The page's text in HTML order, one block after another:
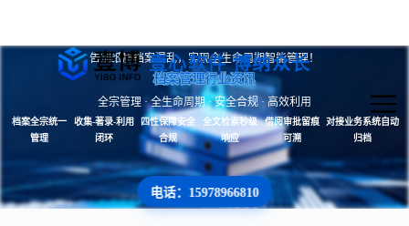
壹心软件 博纳众长
告别纸质档案混乱，实现全生命周期智能管理！
档案管理行业资讯
全宗管理 · 全生命周期 · 安全合规 · 高效利用
档案全宗统一
管理
收集-著录-利用
闭环
四性保障安全
合规
全文检索秒级
响应
借阅审批留痕
可溯
对接业务系统自动
归档
电话：15978966810